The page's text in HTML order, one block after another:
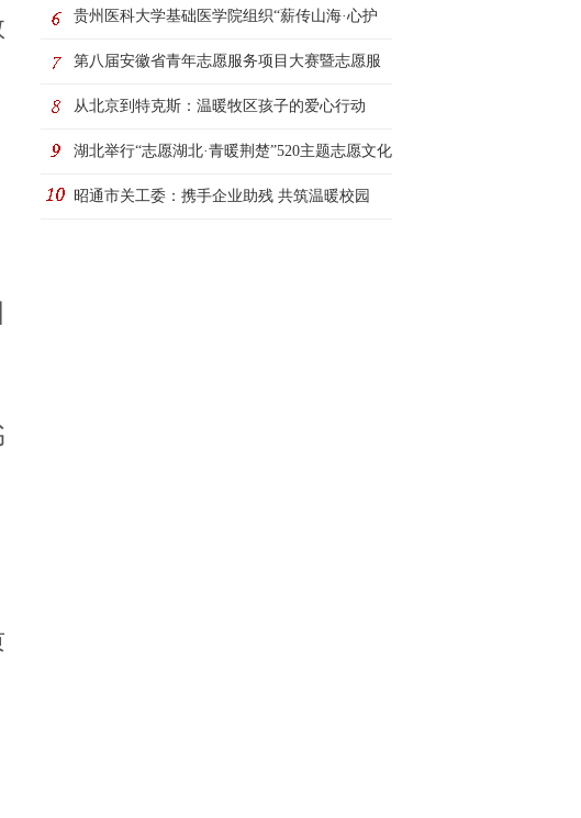
河” 志愿服务队自发···
贵州医科大学基础医学院组织“薪传山海·心护
童行”服务队三下乡···
第八届安徽省青年志愿服务项目大赛暨志愿服
务交流会举办
从北京到特克斯：温暖牧区孩子的爱心行动
湖北举行“志愿湖北·青暖荆楚”520主题志愿文化
活动
昭通市关工委：携手企业助残 共筑温暖校园